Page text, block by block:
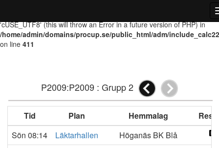
'cUSE_UTF8' (this will throw an Error in a future version of PHP) in
/home/admin/domains/procup.se/public_html/adm/
on line 411
P2009:P2009 : Grupp 2
Tid Plan Hemmalag
Sön 08:14
Läktarhallen Höganäs BK Blå